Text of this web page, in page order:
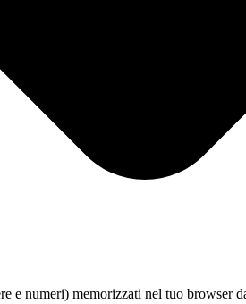
e numeri) memorizzati nel tuo browser